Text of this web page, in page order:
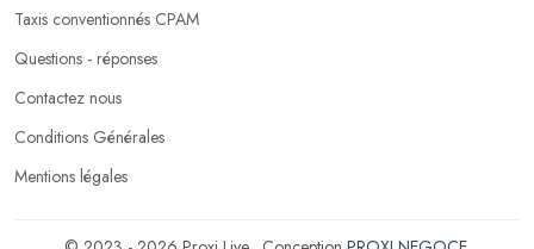
Taxis conventionnés CPAM
Questions - réponses
Contactez nous
Conditions Générales
Mentions légales